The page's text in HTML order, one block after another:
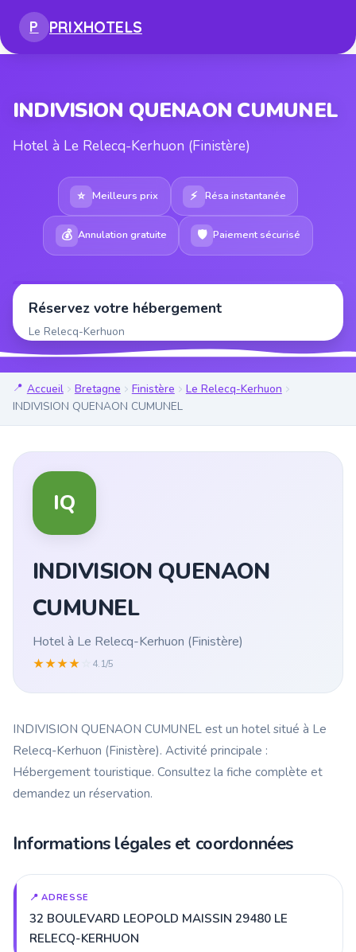
P PRIXHOTELS
INDIVISION QUENAON CUMUNEL
Hotel à Le Relecq-Kerhuon (Finistère)
⭐ Meilleurs prix ⚡ Résa instantanée
💰 Annulation gratuite 🛡 Paiement sécurisé
Réservez votre hébergement
Le Relecq-Kerhuon
Accueil Bretagne Finistère
Le Relecq-Kerhuon
INDIVISION QUENAON CUMUNEL
IQ
INDIVISION QUENAON
CUMUNEL
Hotel à Le Relecq-Kerhuon (Finistère)
★★★★ 4.1/5
INDIVISION QUENAON CUMUNEL est un hotel situé à Le
Relecq-Kerhuon (Finistère). Activité principale :
Hébergement touristique. Consultez la fiche complète et
demandez un réservation.
Informations légales et coordonnées
📍 ADRESSE
32 BOULEVARD LEOPOLD MAISSIN 29480 LE
RELECQ-KERHUON